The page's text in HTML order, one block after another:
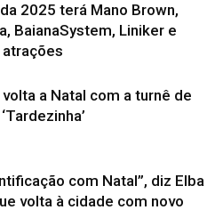
2025 terá Mano Brown,
BaianaSystem, Liniker e
a Natal com a turnê de
com Natal”, diz Elba
volta à cidade com novo